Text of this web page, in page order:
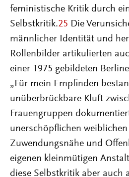
feministische Kritik durch
Selbstkritik.25 Die
männlicher Identität und
Rollenbilder artikulierten
einer 1975 gebildeten
„Für mein Empfinden
unüberbrückbare Kluft
Frauengruppen
unerschöpflichen
Zuwendungsnähe und
eigenen kleinmütigen
diese Selbstkritik aber auch